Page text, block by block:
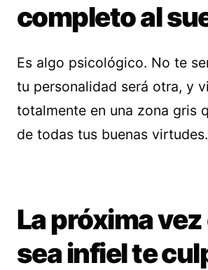
completo al
Es algo psicológico. No te
tu personalidad será otra, y
totalmente en una zona gris
de todas tus buenas virtudes.
La próxima
sea infiel te